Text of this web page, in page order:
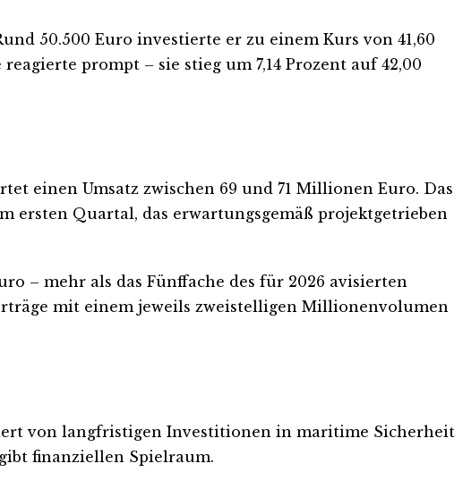
50.500 Euro investierte er zu einem Kurs von 41,60
prompt – sie stieg um 7,14 Prozent auf 42,00
einen Umsatz zwischen 69 und 71 Millionen Euro. Das
ersten Quartal, das erwartungsgemäß projektgetrieben
– mehr als das Fünffache des für 2026 avisierten
mit einem jeweils zweistelligen Millionenvolumen
von langfristigen Investitionen in maritime Sicherheit
finanziellen Spielraum.